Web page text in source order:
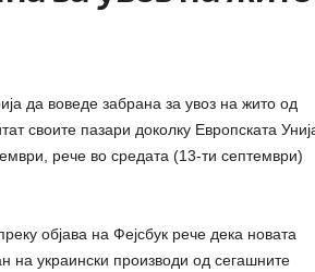
да воведе забрана за увоз на жито од
своите пазари доколку Европската
рече во средата (13-ти септември)
објава на Фејсбук рече дека новата
на украински производи од сегашните